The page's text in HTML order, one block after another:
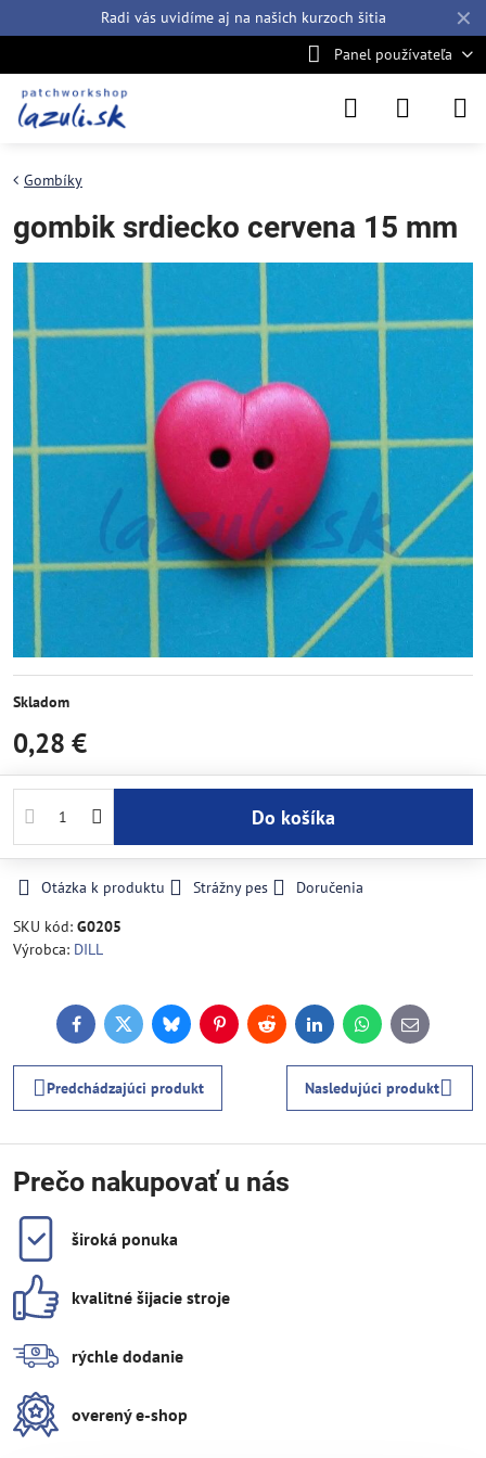
✕
Radi vás uvidíme aj na našich kurzoch šitia
Panel používateľa
Gombíky
gombik srdiecko cervena 15 mm
Skladom
0,28 €
Do košíka
Otázka k produktu Strážny pes
Doručenia
SKU kód: G0205
Výrobca: DILL
FacebookTwitterBlueskyPinterestReddit LinkedInWhatsApp
E-
mail
Predchádzajúci produkt Nasledujúci produkt
Prečo nakupovať u nás
široká ponuka
kvalitné šijacie stroje
rýchle dodanie
overený e-shop